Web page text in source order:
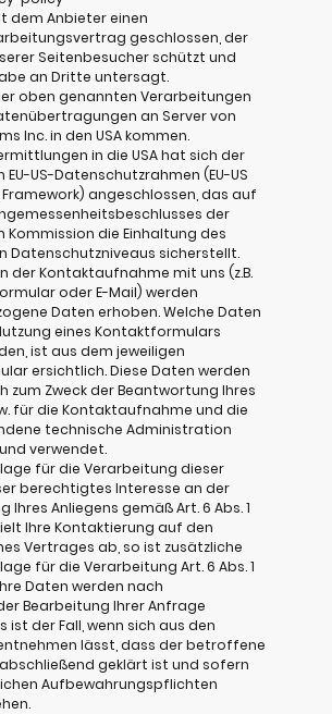
dem Anbieter einen
geschlossen, der
Seitenbesucher schützt und
an Dritte untersagt.
oben genannten Verarbeitungen
an Server von
Inc. in den USA kommen.
in die USA hat sich der
US-Datenschutzrahmen (EU-US
angeschlossen, das auf
der
Kommission die Einhaltung des
Datenschutzniveaus sicherstellt.
der Kontaktaufnahme mit uns (z.B.
oder E-Mail) werden
Daten erhoben. Welche Daten
eines Kontaktformulars
ist aus dem jeweiligen
ersichtlich. Diese Daten werden
zum Zweck der Beantwortung Ihres
für die Kontaktaufnahme und die
technische Administration
verwendet.
für die Verarbeitung dieser
berechtigtes Interesse an der
Ihres Anliegens gemäß Art. 6 Abs. 1
Ihre Kontaktierung auf den
Vertrages ab, so ist zusätzliche
für die Verarbeitung Art. 6 Abs. 1
Daten werden nach
Bearbeitung Ihrer Anfrage
ist der Fall, wenn sich aus den
lässt, dass der betroffene
geklärt ist und sofern
Aufbewahrungspflichten